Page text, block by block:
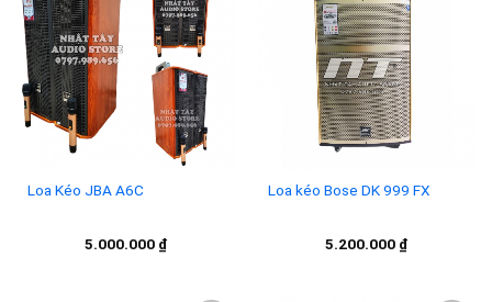
Add to
wishlist
Loa Kéo JBA A6C
5.000.000 ₫
Loa kéo Bose DK 999 FX
5.200.000 ₫